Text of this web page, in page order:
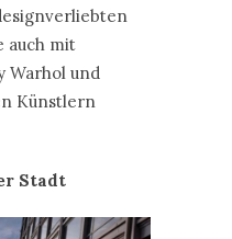
auch mit
Warhol und
Künstlern
Stadt